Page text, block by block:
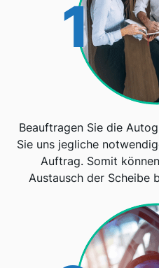
1
Beauftragen Sie die
Sie uns jegliche
Auftrag. Somit
Austausch der Scheibe